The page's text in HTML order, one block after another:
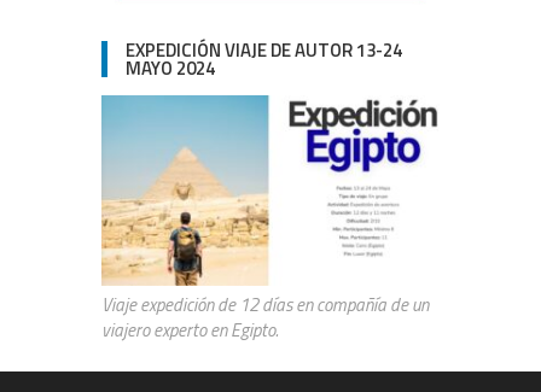
EXPEDICIÓN VIAJE DE AUTOR 13-24
MAYO 2024
Viaje expedición de 12 días en compañía de un
viajero experto en Egipto.